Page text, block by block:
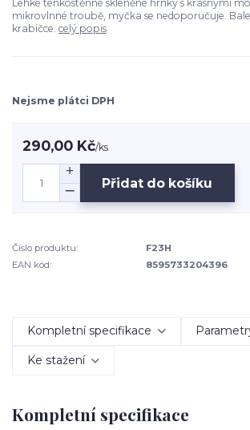
Lehké tenkostěnné skleněné hrnky s krásnými
mikrovlnné troubě, myčka se nedoporučuje.
krabičce. celý popis
Nejsme plátci DPH
290,00 Kč/ks
Přidat do košíku
Číslo produktu:
F23H
EAN kód:
8595733204396
Kompletní specifikace
Ke stažení
Kompletní specifikace